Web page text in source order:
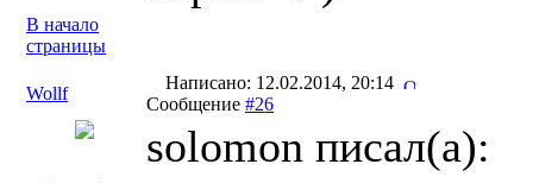
В начало
страницы
Wollf
Написано: 12.02.2014, 20:14
Сообщение #26
solomon писал(a):